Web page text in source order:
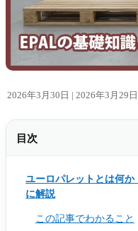
2026年3月30日 | 2026年3月29日
目次
ユーロパレットとは何
に解説
この記事でわかること